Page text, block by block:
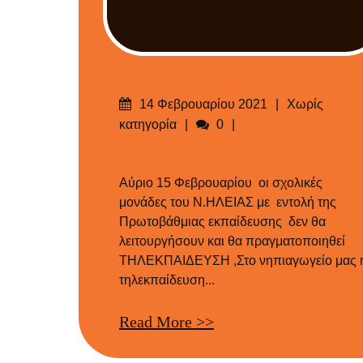
Δημοσιεύτηκε
στις
14 Φεβρουαρίου 2021 Categories
Χωρίς
κατηγορία
Σχόλια
0
Αύριο 15 Φεβρουαρίου οι σχολικές
μονάδες του Ν.ΗΛΕΙΑΣ με εντολή της
Πρωτοβάθμιας εκπαίδευσης δεν θα
λειτουργήσουν και θα πραγματοποιηθεί
ΤΗΛΕΚΠΑΙΔΕΥΣΗ ,Στο νηπιαγωγείο μας
τηλεκπαίδευση...
Read More >>